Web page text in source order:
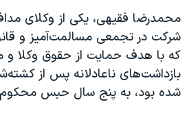
محمدرضا فقیهی، یکی از وکلای
که با هدف حمایت از حقوق وکلا
بازداشت‌های ناعادلانه پس از
شده بود، به پنج سال حبس